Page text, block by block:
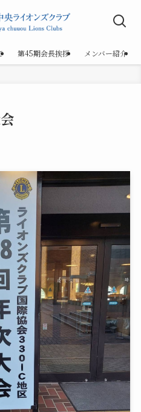
第45期会長挨拶 メンバー紹介